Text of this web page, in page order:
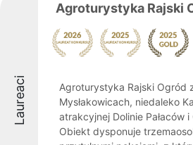
Laureaci
Agroturystyka Rajski
Agroturystyka Rajski Ogród
Mysłakowicach, niedaleko
atrakcyjnej Dolinie Pałaców
Obiekt dysponuje